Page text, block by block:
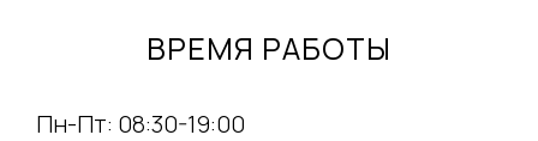
ВРЕМЯ РАБОТЫ
Пн-Пт: 08:30-19:00